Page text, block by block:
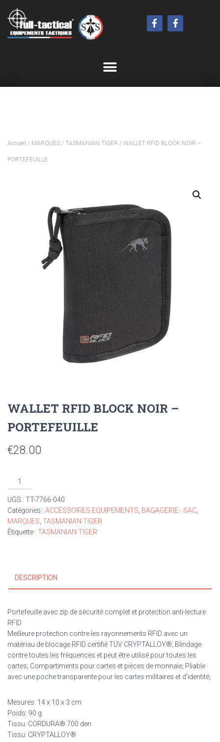
Accueil / MARQUES / TASMANIAN TIGER / WALLET RFID BLOCK NOIR –
PORTEFEUILLE
WALLET RFID BLOCK NOIR –
PORTEFEUILLE
€28.00
UGS : TT-7766-040
Catégories : ACCESSOIRES EQUIPEMENTS BAGAGERIE - SAC
MARQUES TASMANIAN TIGER
Étiquette : TASMANIAN TIGER
DESCRIPTION
Portefeuille avec zip de sécurité complet et protection anti-lecture
RFID
Meilleure protection contre les rayonnements RFID avec un
matériau de blocage RFID certifié TÜV CRYPTALLOY®; Blindage
contre toutes les fréquences et peut être utilisé pour toutes les
cartes; Compartiments pour cartes et pièces de monnaie; Pliable
avec une poche transparente pour les cartes militaires et d’identité;
Mesures: 14 x 10 x 3 cm
Poids: 90 g
Tissu: CORDURA® 700 den
Tissu: CRYPTALLOY®